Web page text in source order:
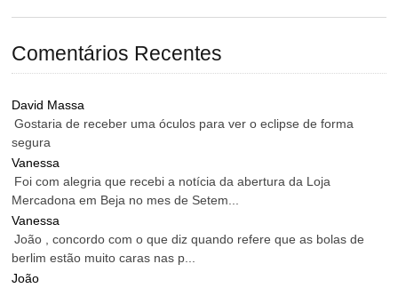
Comentários Recentes
David Massa
Gostaria de receber uma óculos para ver o eclipse de forma
segura
Vanessa
Foi com alegria que recebi a notícia da abertura da Loja
Mercadona em Beja no mes de Setem...
Vanessa
João , concordo com o que diz quando refere que as bolas de
berlim estão muito caras nas p...
João